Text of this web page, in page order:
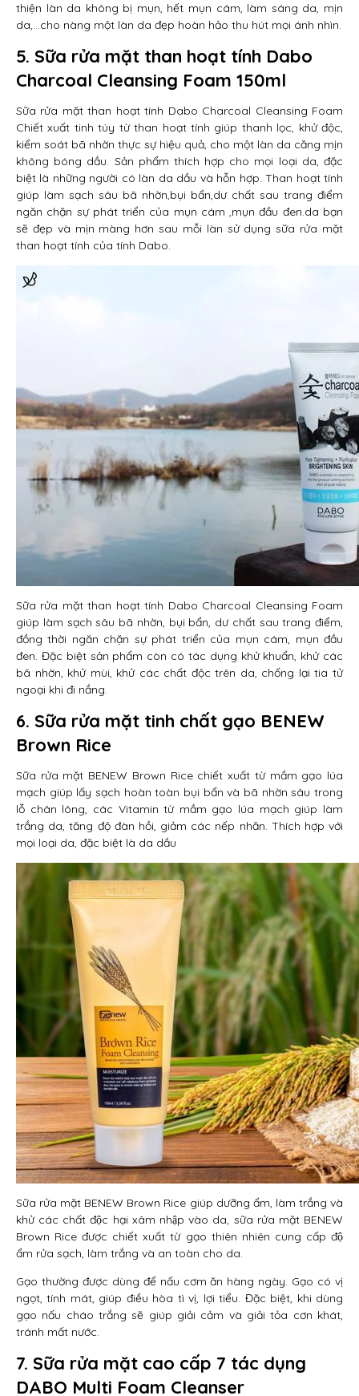
thiện làn da không bị mụn, hết mụn cám, làm sáng da, mịn
da,…cho nàng một làn da đẹp hoàn hảo thu hút mọi ánh nhìn.
5. Sữa rửa mặt than hoạt tính Dabo
Charcoal Cleansing Foam 150ml
Sữa rửa mặt than hoạt tính Dabo Charcoal Cleansing Foam
Chiết xuất tinh túy từ than hoạt tính giúp thanh lọc, khử độc,
kiểm soát bã nhờn thực sự hiệu quả, cho một làn da căng mịn
không bóng dầu. Sản phẩm thích hợp cho mọi loại da, đặc
biệt là những người có làn da dầu và hỗn hợp. Than hoạt tính
giúp làm sạch sâu bã nhờn,bụi bẩn,dư chất sau trang điểm
ngăn chặn sự phát triển của mụn cám ,mụn đầu đen.da bạn
sẽ đẹp và mịn màng hơn sau mỗi làn sử dụng sữa rửa mặt
than hoạt tính của tính Dabo.
Sữa rửa mặt than hoạt tính Dabo Charcoal Cleansing Foam
giúp làm sạch sâu bã nhờn, bụi bẩn, dư chất sau trang điểm,
đồng thời ngăn chặn sự phát triển của mụn cám, mụn đầu
đen. Đặc biệt sản phẩm còn có tác dụng khử khuẩn, khử các
bã nhờn, khử mùi, khử các chất độc trên da, chống lại tia tử
ngoại khi đi nắng.
6. Sữa rửa mặt tinh chất gạo BENEW
Brown Rice
Sữa rửa mặt BENEW Brown Rice chiết xuất từ mầm gạo lúa
mạch giúp lấy sạch hoàn toàn bụi bẩn và bã nhờn sâu trong
lỗ chân lông, các Vitamin từ mầm gạo lúa mạch giúp làm
trắng da, tăng độ đàn hồi, giảm các nếp nhăn. Thích hợp với
mọi loại da, đặc biệt là da dầu
Sữa rửa mặt BENEW Brown Rice giúp dưỡng ẩm, làm trắng và
khử các chất độc hại xâm nhập vào da, sữa rửa mặt BENEW
Brown Rice được chiết xuất từ gạo thiên nhiên cung cấp độ
ẩm rửa sạch, làm trắng và an toàn cho da.
Gạo thường được dùng để nấu cơm ăn hàng ngày. Gạo có vị
ngọt, tính mát, giúp điều hòa tì vị, lợi tiểu. Đặc biệt, khi dùng
gạo nấu cháo trắng sẽ giúp giải cảm và giải tỏa cơn khát,
tránh mất nước.
7. Sữa rửa mặt cao cấp 7 tác dụng
DABO Multi Foam Cleanser